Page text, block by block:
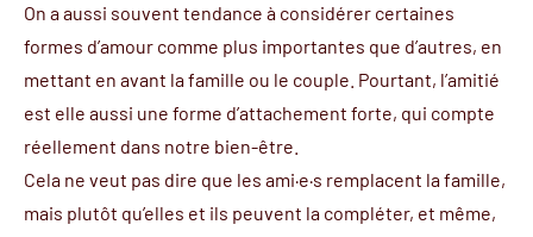
On a aussi souvent tendance à considérer certaines
formes d’amour comme plus importantes que d’autres, en
mettant en avant la famille ou le couple. Pourtant, l’amitié
est elle aussi une forme d’attachement forte, qui compte
réellement dans notre bien-être.
Cela ne veut pas dire que les ami·e·s remplacent la famille,
mais plutôt qu’elles et ils peuvent la compléter, et même,